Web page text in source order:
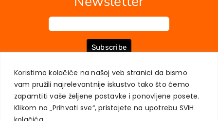
Koristimo kolačiće na našoj veb stranici da bismo
vam pružili najrelevantnije iskustvo tako što ćemo
zapamtiti vaše željene postavke i ponovljene posete.
Klikom na „Prihvati sve“, pristajete na upotrebu SVIH
Subscribe
ABOUT US BOOKS MY ACCOUNT CONTACT
TERMS OF PURCHASE
USER PRIVACY PROTECTION